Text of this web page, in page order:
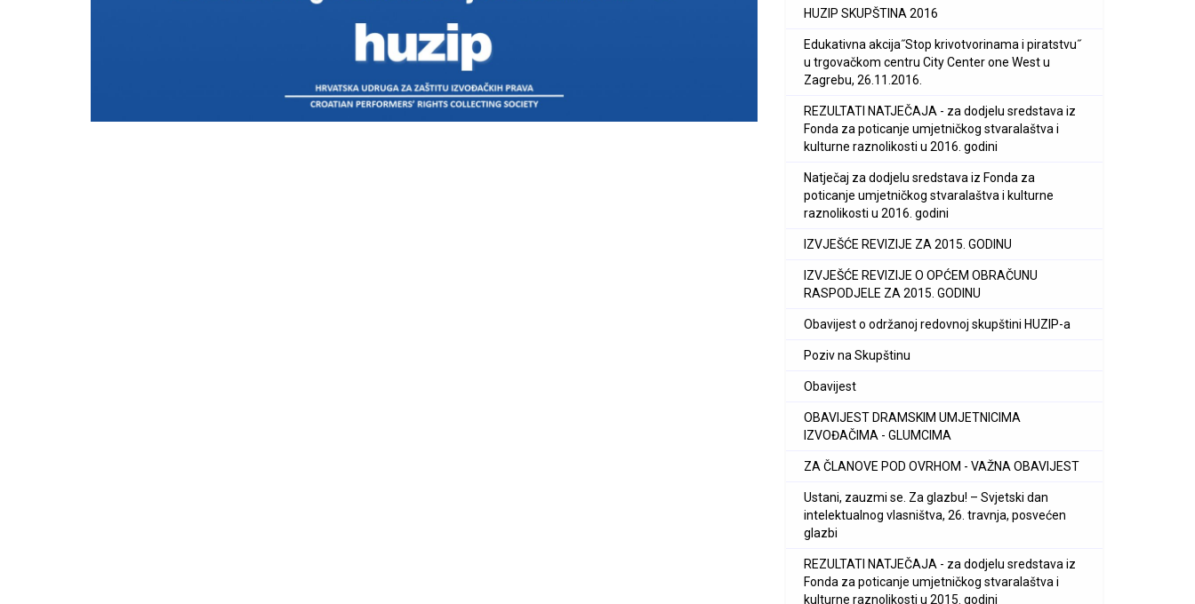
HUZIP SKUPŠTINA 2016
Edukativna akcija˝Stop krivotvorinama i piratstvu˝
u trgovačkom centru City Center one West u
Zagrebu, 26.11.2016.
REZULTATI NATJEČAJA - za dodjelu sredstava iz
Fonda za poticanje umjetničkog stvaralaštva i
kulturne raznolikosti u 2016. godini
Natječaj za dodjelu sredstava iz Fonda za
poticanje umjetničkog stvaralaštva i kulturne
raznolikosti u 2016. godini
IZVJEŠĆE REVIZIJE ZA 2015. GODINU
IZVJEŠĆE REVIZIJE O OPĆEM OBRAČUNU
RASPODJELE ZA 2015. GODINU
Obavijest o održanoj redovnoj skupštini HUZIP-a
Poziv na Skupštinu
Obavijest
OBAVIJEST DRAMSKIM UMJETNICIMA
IZVOĐAČIMA - GLUMCIMA
ZA ČLANOVE POD OVRHOM - VAŽNA OBAVIJEST
Ustani, zauzmi se. Za glazbu! – Svjetski dan
intelektualnog vlasništva, 26. travnja, posvećen
glazbi
REZULTATI NATJEČAJA - za dodjelu sredstava iz
Fonda za poticanje umjetničkog stvaralaštva i
kulturne raznolikosti u 2015. godini